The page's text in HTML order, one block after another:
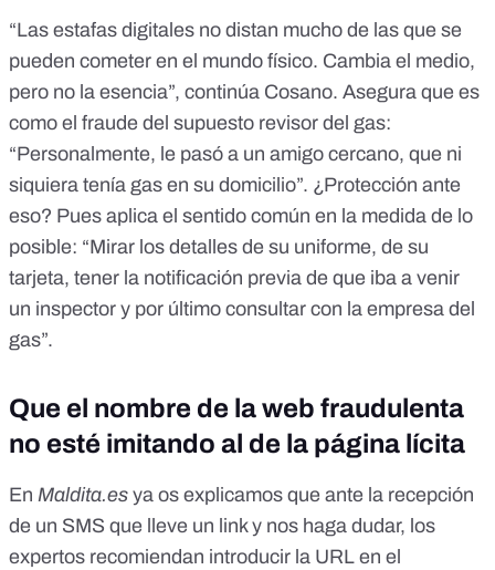
“Las estafas digitales no distan mucho de las que se
pueden cometer en el mundo físico. Cambia el medio,
pero no la esencia”, continúa Cosano. Asegura que es
como el fraude del supuesto revisor del gas:
“Personalmente, le pasó a un amigo cercano, que ni
siquiera tenía gas en su domicilio”. ¿Protección ante
eso? Pues aplica el sentido común en la medida de lo
posible: “Mirar los detalles de su uniforme, de su
tarjeta, tener la notificación previa de que iba a venir
un inspector y por último consultar con la empresa del
gas”.
Que el nombre de la web fraudulenta
no esté imitando al de la página lícita
En Maldita.es ya os explicamos que ante la recepción
de un SMS que lleve un link y nos haga dudar, los
expertos recomiendan introducir la URL en el